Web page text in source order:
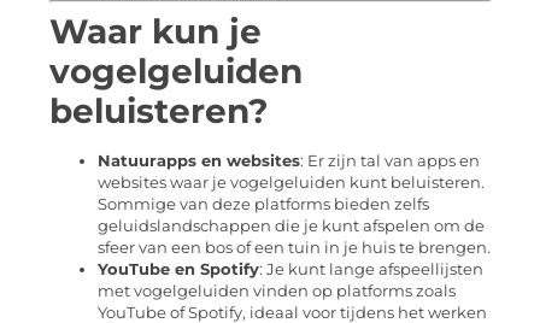
Waar kun je
vogelgeluiden
beluisteren?
Natuurapps en websites: Er zijn tal van apps en
websites waar je vogelgeluiden kunt beluisteren.
Sommige van deze platforms bieden zelfs
geluidslandschappen die je kunt afspelen om de
sfeer van een bos of een tuin in je huis te brengen.
YouTube en Spotify: Je kunt lange afspeellijsten
met vogelgeluiden vinden op platforms zoals
YouTube of Spotify, ideaal voor tijdens het werken